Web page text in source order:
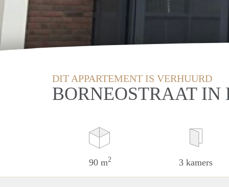
DIT APPARTEMENT IS VERHUURD
BORNEOSTRAAT IN
90 m2 3 kamers